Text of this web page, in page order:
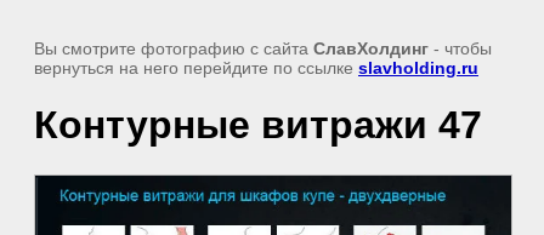
Вы смотрите фотографию с сайта СлавХолдинг - чтобы
вернуться на него перейдите по ссылке slavholding.ru
Контурные витражи 47